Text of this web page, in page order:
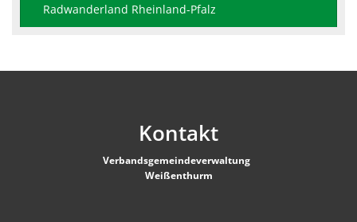
Radwanderland Rheinland-Pfalz
Kontakt
Verbandsgemeindeverwaltung
Weißenthurm